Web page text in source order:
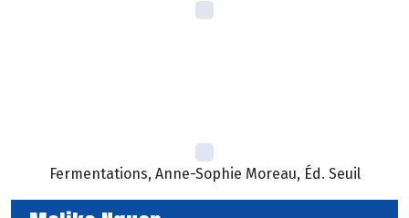
Fermentations, Anne-Sophie Moreau, Éd. Seuil